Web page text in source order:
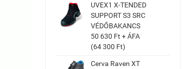
UVEX1 X-TENDED
SUPPORT S3 SRC
VÉDŐBAKANCS
50 630 Ft + ÁFA
(64 300 Ft)
Cerva Raven XT